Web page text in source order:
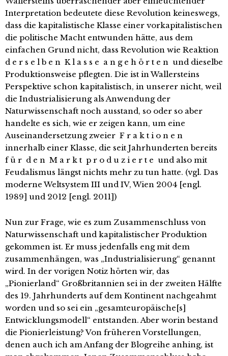
Interpretation bedeutete diese Revolution keineswegs,
dass die kapitalistische Klasse einer vorkapitalistischen
die politische Macht entwunden hätte, aus dem
einfachen Grund nicht, dass Revolution wie Reaktion
d e r s e l b e n K l a s s e a n g e h ö r t e n und dieselbe
Produktionsweise pflegten. Die ist in Wallersteins
Perspektive schon kapitalistisch, in unserer nicht, weil
die Industrialisierung als Anwendung der
Naturwissenschaft noch ausstand, so oder so aber
handelte es sich, wie er zeigen kann, um eine
Auseinandersetzung zweier F r a k t i o n e n
innerhalb einer Klasse, die seit Jahrhunderten bereits
f ü r d e n M a r k t p r o d u z i e r t e und also mit
Feudalismus längst nichts mehr zu tun hatte. (vgl. Das
moderne Weltsystem III und IV, Wien 2004 [engl.
1989] und 2012 [engl. 2011])
Nun zur Frage, wie es zum Zusammenschluss von
Naturwissenschaft und kapitalistischer Produktion
gekommen ist. Er muss jedenfalls eng mit dem
zusammenhängen, was „Industrialisierung“ genannt
wird. In der vorigen Notiz hörten wir, das
„Pionierland“ Großbritannien sei in der zweiten Hälfte
des 19. Jahrhunderts auf dem Kontinent nachgeahmt
worden und so sei ein „gesamteuropäische[s]
Entwicklungsmodell“ entstanden. Aber worin bestand
die Pionierleistung? Von früheren Vorstellungen,
denen auch ich am Anfang der Blogreihe anhing, ist